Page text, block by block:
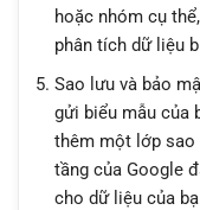
hoặc nhóm cụ
phân tích dữ liệu
Sao lưu và bảo
gửi biểu mẫu của
thêm một lớp sao
tầng của Google
cho dữ liệu của